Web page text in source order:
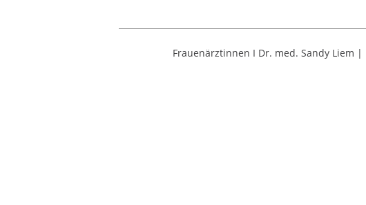
Frauenärztinnen I Dr. med. Sandy Liem